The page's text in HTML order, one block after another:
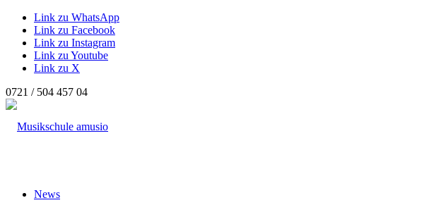
Link zu WhatsApp
Link zu Facebook
Link zu Instagram
Link zu Youtube
Link zu X
0721 / 504 457 04
News